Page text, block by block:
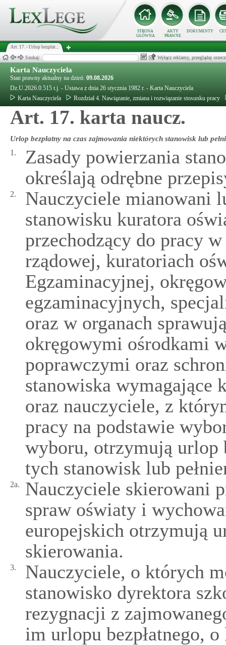
STRONA
GŁÓWNA
AKTY
PRAWNE
DOKUMENTY
Art. 17. - Urlop bezpłat...
Szukaj: Wyłącz reklamy, przeglądaj
Karta Nauczyciela
Stan prawny aktualny na dzień: 09.08.2026
Dz.U.2026.0.515 t.j. - Ustawa z dnia 26 stycznia 1982 r. - Karta Nauczyciela
Karta Nauczyciela
Rozdział 4. Nawiązanie, zmiana i rozwiązanie stosunku pracy
Art. 17. karta naucz.
Urlop bezpłatny na czas zajmowania niektórych stanowisk lub
1.
Zasady powierzania
określają odrębne
2.
Nauczyciele mianowani
stanowisku kuratora
przechodzący do pracy
rządowej, kuratoriach
Egzaminacyjnej,
egzaminacyjnych,
oraz w organach
okręgowymi ośrodkami
poprawczymi oraz
stanowiska
oraz nauczyciele, z
pracy na podstawie
wyboru, otrzymują urlop
tych stanowisk lub
2a.
Nauczyciele skierowani
spraw oświaty i
europejskich otrzymują
skierowania.
3.
Nauczyciele, o których
stanowisko dyrektora
rezygnacji z
im urlopu bezpłatnego,